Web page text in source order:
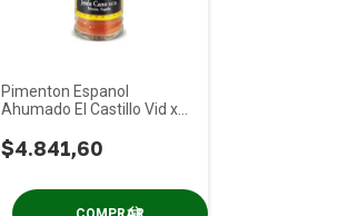
Pimenton Espanol
Ahumado El Castillo Vid x
$4.841,60